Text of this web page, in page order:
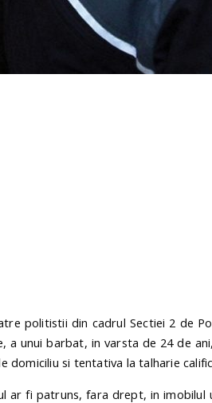
politistii din cadrul Sectiei 2 de
unui barbat, in varsta de 24 de
domiciliu si tentativa la talharie
ar fi patruns, fara drept, in imobilul